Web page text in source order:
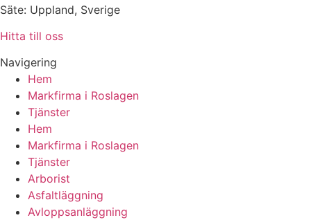
Säte: Uppland, Sverige
Hitta till oss
Navigering
Hem
Markfirma i Roslagen
Tjänster
Hem
Markfirma i Roslagen
Tjänster
Arborist
Asfaltläggning
Avloppsanläggning